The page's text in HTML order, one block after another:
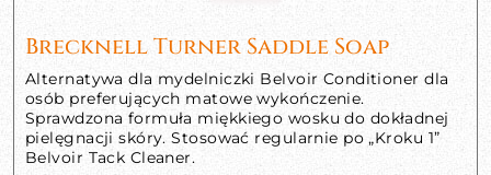
Brecknell Turner Saddle Soap
Alternatywa dla mydelniczki Belvoir Conditioner dla
osób preferujących matowe wykończenie.
Sprawdzona formuła miękkiego wosku do dokładnej
pielęgnacji skóry. Stosować regularnie po „Kroku 1”
Belvoir Tack Cleaner.